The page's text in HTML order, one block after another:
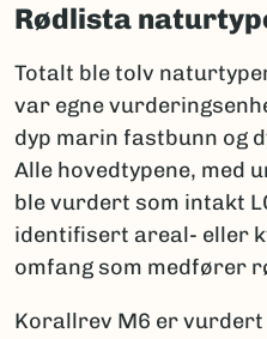
Rødlista
Totalt ble tolv
var egne
dyp marin fastbunn og
Alle hovedtypene, med
ble vurdert som intakt
identifisert areal- eller
omfang som medfører
Korallrev M6 er